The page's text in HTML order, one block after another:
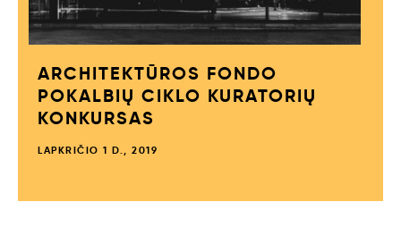
ARCHITEKTŪROS FONDO
POKALBIŲ CIKLO KURATORIŲ
KONKURSAS
LAPKRIČIO 1 D., 2019